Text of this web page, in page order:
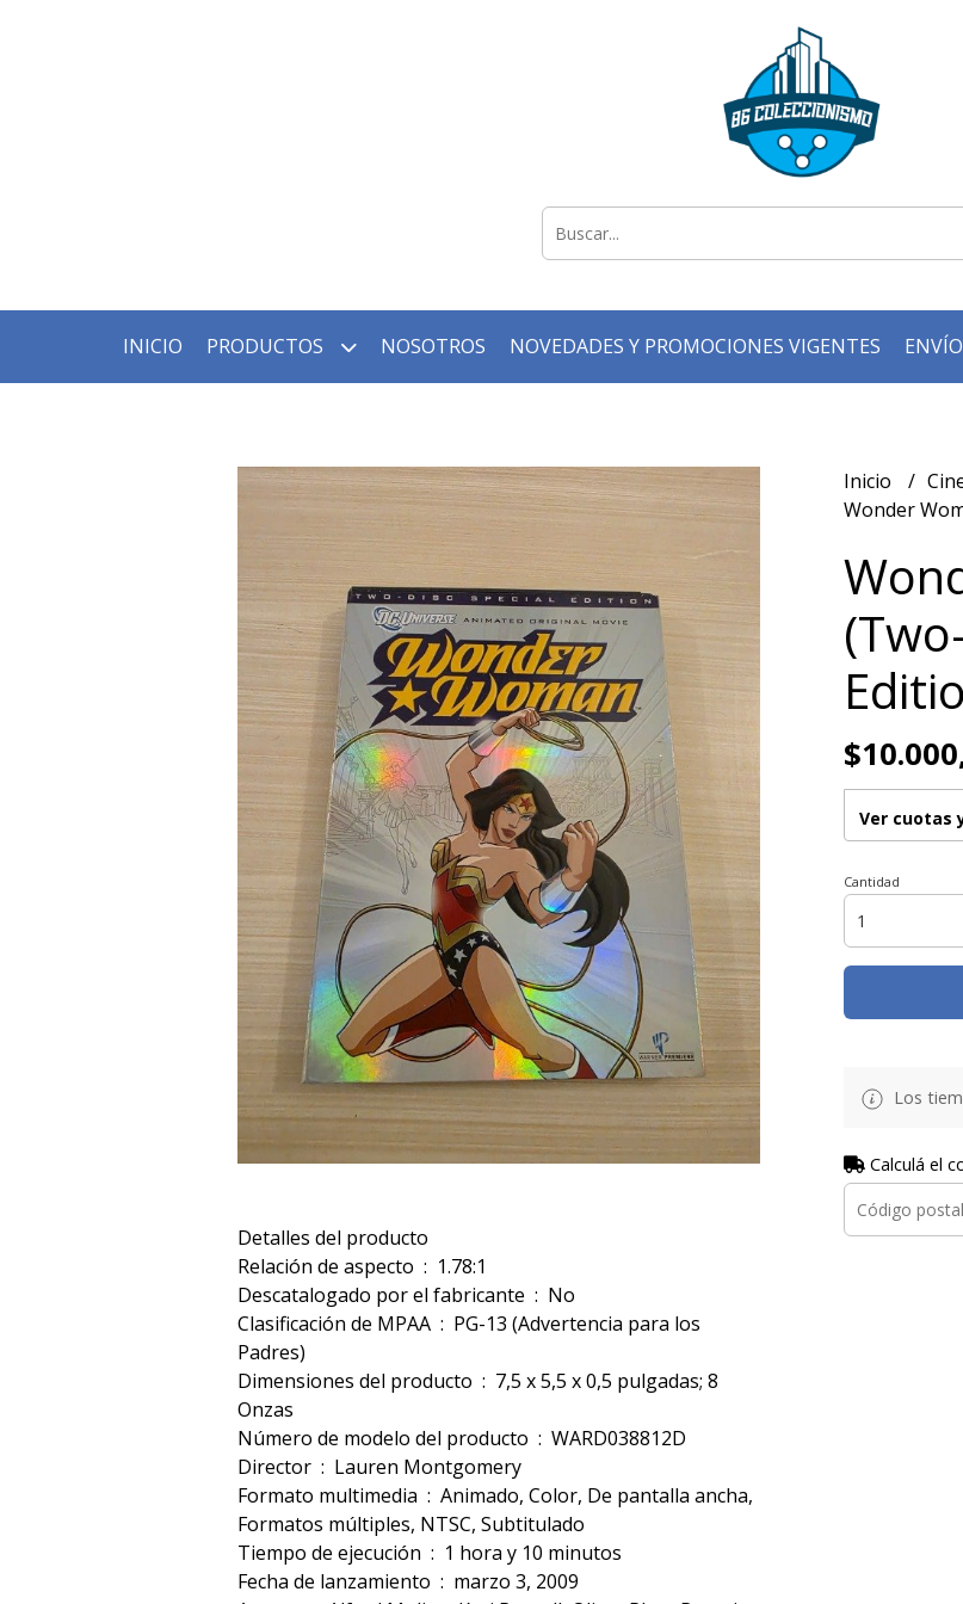
INICIO PRODUCTOS NOSOTROS NOVEDADES Y PROMOCIONES VIGENTES
Detalles del producto
Relación de aspecto ‏ : ‎ 1.78:1
Descatalogado por el fabricante ‏ : ‎ No
Clasificación de MPAA ‏ : ‎ PG-13 (Advertencia para los
Padres)
Dimensiones del producto ‏ : ‎ 7,5 x 5,5 x 0,5 pulgadas; 8
Onzas
Número de modelo del producto ‏ : ‎ WARD038812D
Director ‏ : ‎ Lauren Montgomery
Formato multimedia ‏ : ‎ Animado, Color, De pantalla ancha,
Formatos múltiples, NTSC, Subtitulado
Tiempo de ejecución ‏ : ‎ 1 hora y 10 minutos
Fecha de lanzamiento ‏ : ‎ marzo 3, 2009
Inicio
Wonder
Ver cuotas
Cantidad
Los
Calculá el